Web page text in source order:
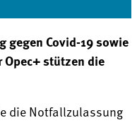
gegen Covid-19 sowie
Opec+ stützen die
die Notfallzulassung